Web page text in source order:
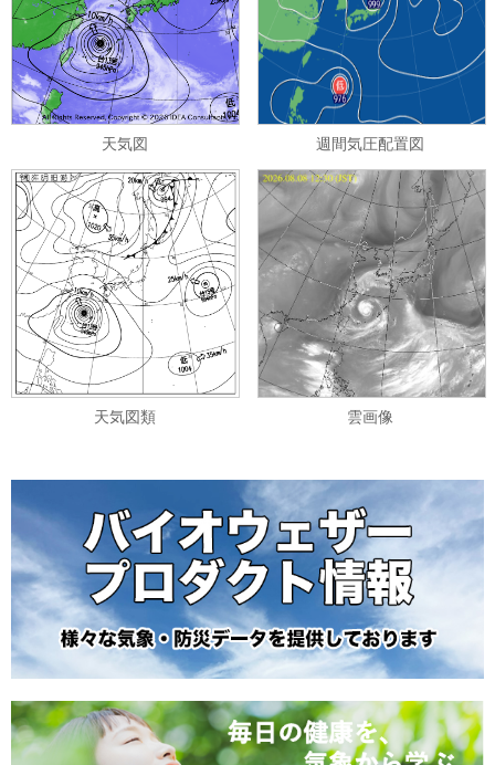
天気図 週間気圧配置図
天気図類 雲画像